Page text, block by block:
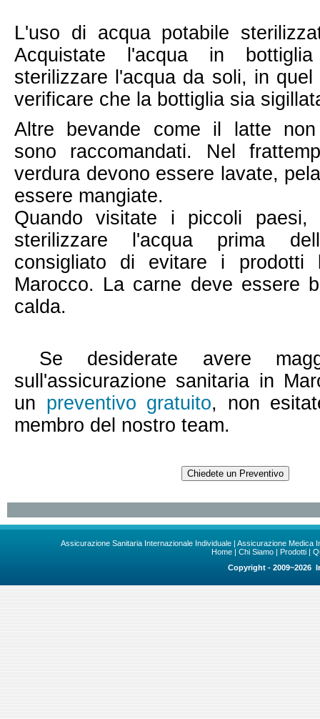
L'uso di acqua potabile
Acquistate l'acqua in
sterilizzare l'acqua da soli, in
verificare che la bottiglia sia
Altre bevande come il latte
sono raccomandati. Nel
verdura devono essere lavate,
essere mangiate.
Quando visitate i piccoli paesi,
sterilizzare l'acqua prima
consigliato di evitare i prodotti
Marocco. La carne deve essere
calda.
Se desiderate avere
sull'assicurazione sanitaria in
un preventivo gratuito, non
membro del nostro team.
Assicurazione Sanitaria Internazionale Individuale | Assicurazione Medica
Home |Chi Siamo |Prodotti |
Copyright - 2009~2026